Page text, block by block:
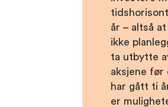
år – altså
ikke
ta utbytte
aksjene før
har gått ti
er